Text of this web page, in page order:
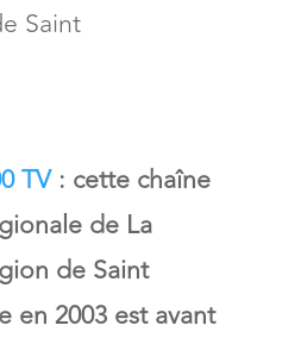
Saint
TV: cette chaîne
de La
de Saint
en 2003 est avant